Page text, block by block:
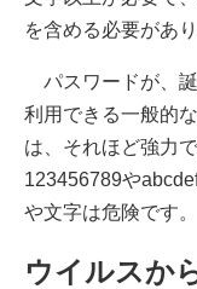
を含める必要があり
パスワードが、
利用できる一般的
は、それほど強力
123456789や
や文字は危険です。
ウイルスか